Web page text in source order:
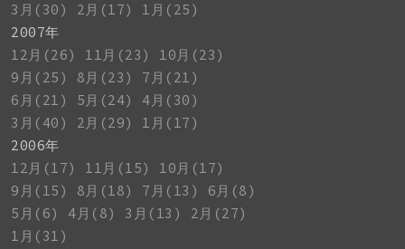
3月(30)
2月(17)
1月(25)
2007年
12月(26)
11月(23)
10月(23)
9月(25)
8月(23)
7月(21)
6月(21)
5月(24)
4月(30)
3月(40)
2月(29)
1月(17)
2006年
12月(17)
11月(15)
10月(17)
9月(15)
8月(18) 7月(13)
6月(8)
5月(6)
4月(8) 3月(13)
2月(27)
1月(31)